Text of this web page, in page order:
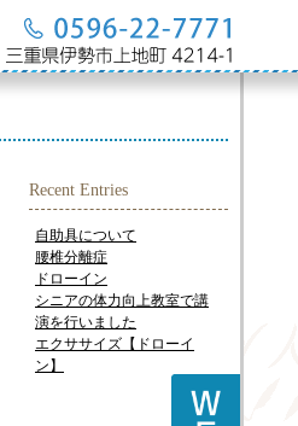
Recent Entries
自助具について
腰椎分離症
ドローイン
シニアの体力向上教室で講
演を行いました
エクササイズ【ドローイ
ン】